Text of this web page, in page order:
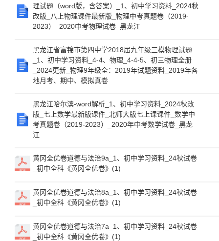
理试题（word版，含答案）_1、初中学习资料_2024秋
改版_八上物理课件最新版_物理中考真题卷（2019-
2023）_2020中考物理试卷_黑龙江
黑龙江省富锦市第四中学2018届九年级三模物理试题
_1、初中学习资料_4-4、物理_4-4-5、初三物理全册
_2024更新_物理9年级全：2019年试题资料_2019年各
地月考、期中、模拟真卷
黑龙江哈尔滨-word解析_1、初中学习资料_2024秋改
版_七上数学最新版课件_北师大版七上课课件_数学中
考真题卷（2019-2023）_2020年中考数学试卷_黑龙
江
黄冈全优卷道德与法治9a_1、初中学习资料_24秋试卷
_初中全科《黄冈全优卷》(1)
黄冈全优卷道德与法治8a_1、初中学习资料_24秋试卷
_初中全科《黄冈全优卷》(1)
黄冈全优卷道德与法治7a_1、初中学习资料_24秋试卷
_初中全科《黄冈全优卷》(1)